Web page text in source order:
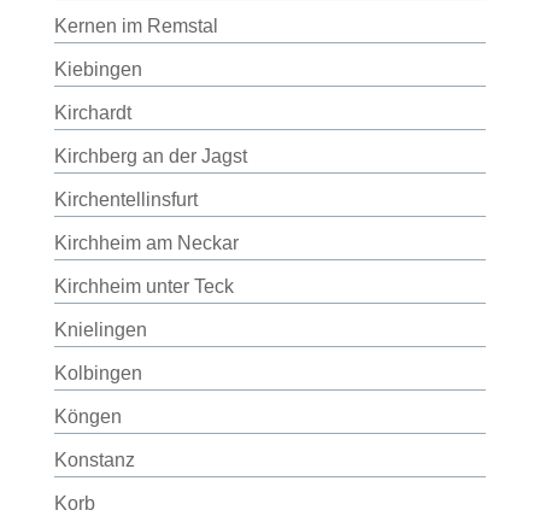
Kernen im Remstal
Kiebingen
Kirchardt
Kirchberg an der Jagst
Kirchentellinsfurt
Kirchheim am Neckar
Kirchheim unter Teck
Knielingen
Kolbingen
Köngen
Konstanz
Korb